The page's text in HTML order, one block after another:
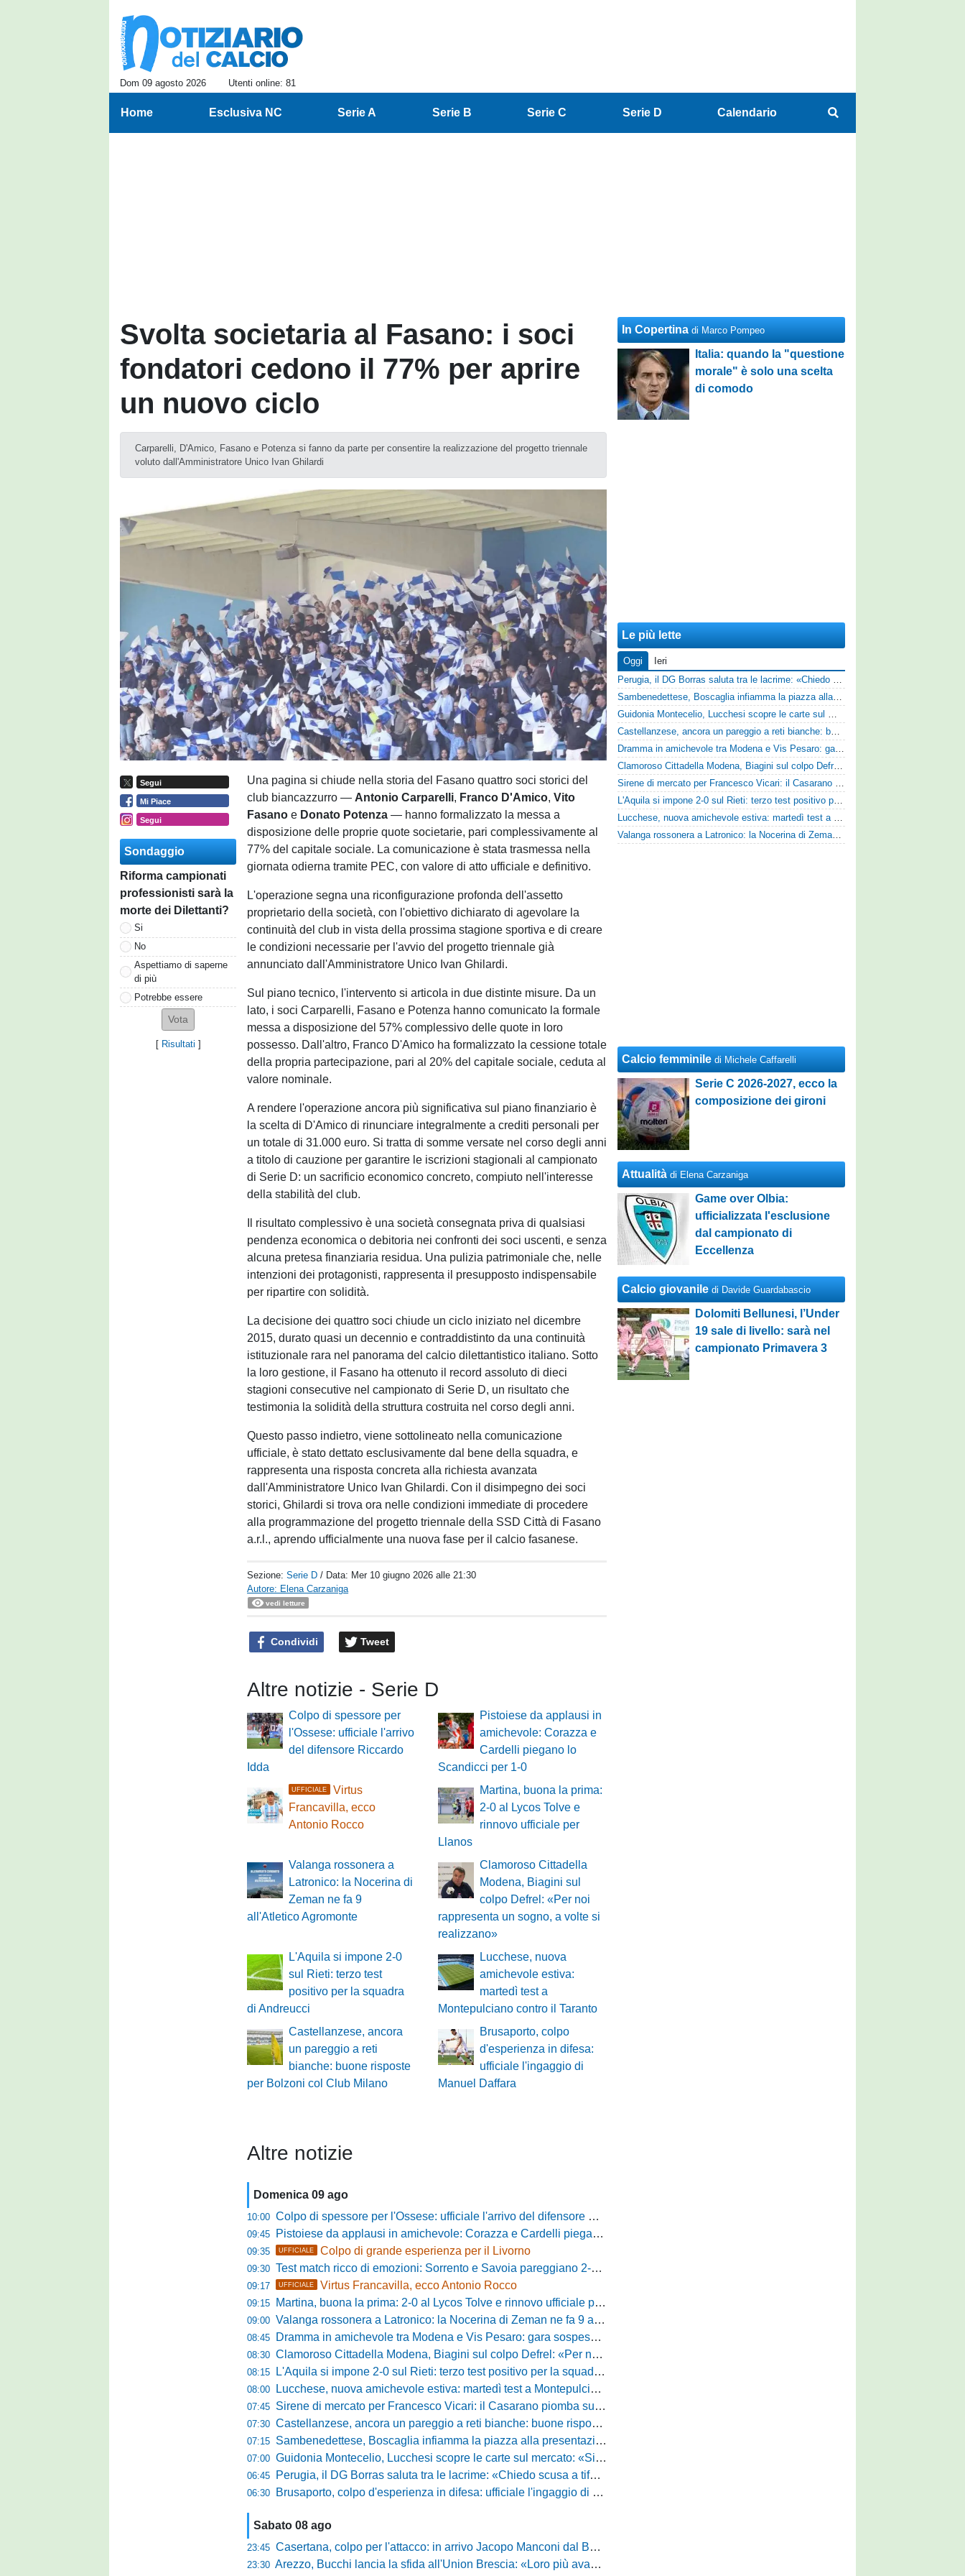
Dom 09 agosto 2026 Utenti online: 81
Home Esclusiva NC Serie A Serie B Serie C Serie D Calendario
Svolta societaria al Fasano: i soci
fondatori cedono il 77% per aprire
un nuovo ciclo
Carparelli, D'Amico, Fasano e Potenza si fanno da parte per consentire la realizzazione del progetto triennale
voluto dall'Amministratore Unico Ivan Ghilardi
Segui
Mi Piace
Segui
Sondaggio
Riforma campionati
professionisti sarà la
morte dei Dilettanti?
Si
No
Aspettiamo di saperne
di più
Potrebbe essere
[ Risultati ]
Una pagina si chiude nella storia del Fasano quattro soci storici del
club biancazzurro — Antonio Carparelli, Franco D'Amico,Vito
Fasanoe Donato Potenza— hanno formalizzato la messa a
disposizione delle proprie quote societarie, pari complessivamente al
77% del capitale sociale. La comunicazione è stata trasmessa nella
giornata odierna tramite PEC, con valore di atto ufficiale e definitivo.
L'operazione segna una riconfigurazione profonda dell'assetto
proprietario della società, con l'obiettivo dichiarato di agevolare la
continuità del club in vista della prossima stagione sportiva e di creare
le condizioni necessarie per l'avvio del progetto triennale già
annunciato dall'Amministratore Unico Ivan Ghilardi.
Sul piano tecnico, l'intervento si articola in due distinte misure. Da un
lato, i soci Carparelli, Fasano e Potenza hanno comunicato la formale
messa a disposizione del 57% complessivo delle quote in loro
possesso. Dall'altro, Franco D'Amico ha formalizzato la cessione totale
della propria partecipazione, pari al 20% del capitale sociale, ceduta al
valore nominale.
A rendere l'operazione ancora più significativa sul piano finanziario è
la scelta di D'Amico di rinunciare integralmente a crediti personali per
un totale di 31.000 euro. Si tratta di somme versate nel corso degli anni
a titolo di cauzione per garantire le iscrizioni stagionali al campionato
di Serie D: un sacrificio economico concreto, compiuto nell'interesse
della stabilità del club.
Il risultato complessivo è una società consegnata priva di qualsiasi
pendenza economica o debitoria nei confronti dei soci uscenti, e senza
alcuna pretesa finanziaria residua. Una pulizia patrimoniale che, nelle
intenzioni dei protagonisti, rappresenta il presupposto indispensabile
per ripartire con solidità.
La decisione dei quattro soci chiude un ciclo iniziato nel dicembre
2015, durato quasi un decennio e contraddistinto da una continuità
istituzionale rara nel panorama del calcio dilettantistico italiano. Sotto
la loro gestione, il Fasano ha ottenuto il record assoluto di dieci
stagioni consecutive nel campionato di Serie D, un risultato che
testimonia la solidità della struttura costruita nel corso degli anni.
Questo passo indietro, viene sottolineato nella comunicazione
ufficiale, è stato dettato esclusivamente dal bene della squadra, e
rappresenta una risposta concreta alla richiesta avanzata
dall'Amministratore Unico Ivan Ghilardi. Con il disimpegno dei soci
storici, Ghilardi si trova ora nelle condizioni immediate di procedere
alla programmazione del progetto triennale della SSD Città di Fasano
a.r.l., aprendo ufficialmente una nuova fase per il calcio fasanese.
Sezione:Serie D / Data: Mer 10 giugno 2026 alle 21:30
Autore: Elena Carzaniga
vedi letture
Condividi Tweet
Altre notizie - Serie D
Colpo di spessore per
l'Ossese: ufficiale l'arrivo
del difensore Riccardo
Idda
Pistoiese da applausi in
amichevole: Corazza e
Cardelli piegano lo
Scandicci per 1-0
UFFICIALE
Virtus
Francavilla, ecco
Antonio Rocco
Martina, buona la prima:
2-0 al Lycos Tolve e
rinnovo ufficiale per
Llanos
Valanga rossonera a
Latronico: la Nocerina di
Zeman ne fa 9
all'Atletico Agromonte
Clamoroso Cittadella
Modena, Biagini sul
colpo Defrel: «Per noi
rappresenta un sogno, a volte si
realizzano»
L'Aquila si impone 2-0
sul Rieti: terzo test
positivo per la squadra
di Andreucci
Lucchese, nuova
amichevole estiva:
martedì test a
Montepulciano contro il Taranto
Castellanzese, ancora
un pareggio a reti
bianche: buone risposte
per Bolzoni col Club Milano
Brusaporto, colpo
d'esperienza in difesa:
ufficiale l'ingaggio di
Manuel Daffara
Altre notizie
Domenica 09 ago
10:00 Colpo di spessore per l'Ossese: ufficiale l'arrivo del difensore Riccardo Idda
09:45 Pistoiese da applausi in amichevole: Corazza e Cardelli piegano lo Scandicci per 1-0
09:35 UFFICIALE Colpo di grande esperienza per il Livorno
09:30 Test match ricco di emozioni: Sorrento e Savoia pareggiano 2-2 in amichevole
09:17 UFFICIALE Virtus Francavilla, ecco Antonio Rocco
09:15 Martina, buona la prima: 2-0 al Lycos Tolve e rinnovo ufficiale per Llanos
09:00 Valanga rossonera a Latronico: la Nocerina di Zeman ne fa 9 all'Atletico Agromonte
08:45 Dramma in amichevole tra Modena e Vis Pesaro: gara sospesa per il grave infortunio di Sersanti
08:30 Clamoroso Cittadella Modena, Biagini sul colpo Defrel: «Per noi rappresenta un sogno, a volte si realizzano»
08:15 L'Aquila si impone 2-0 sul Rieti: terzo test positivo per la squadra di Andreucci
08:00 Lucchese, nuova amichevole estiva: martedì test a Montepulciano contro il Taranto
07:45 Sirene di mercato per Francesco Vicari: il Casarano piomba sul difensore del Bari
07:30 Castellanzese, ancora un pareggio a reti bianche: buone risposte per Bolzoni col Club Milano
07:15 Sambenedettese, Boscaglia infiamma la piazza alla presentazione: «Senza di voi non saremmo nulla, vi promettiamo lavoro e maglia sudata»
07:00 Guidonia Montecelio, Lucchesi scopre le carte sul mercato: «Siamo contenti del lavoro fatto, puntiamo dritti ai playoff»
06:45 Perugia, il DG Borras saluta tra le lacrime: «Chiedo scusa a tifosi e famiglia, Faroni ha perso tantissimi soldi»
06:30 Brusaporto, colpo d'esperienza in difesa: ufficiale l'ingaggio di Manuel Daffara
Sabato 08 ago
23:45 Casertana, colpo per l'attacco: in arrivo Jacopo Manconi dal Benevento
23:30 Arezzo, Bucchi lancia la sfida all'Union Brescia: «Loro più avanti di noi, ma vogliamo dimostrare di essere competitivi»
In Copertina di Marco Pompeo
Italia: quando la "questione
morale" è solo una scelta
di comodo
Le più lette
Oggi
Ieri
Perugia, il DG Borras saluta tra le lacrime: «Chiedo scusa a tifosi e famiglia, Faroni ha perso tantissimi soldi»
Sambenedettese, Boscaglia infiamma la piazza alla presentazione: «Senza di voi non saremmo nulla, vi promettiamo lavoro e maglia sudata»
Guidonia Montecelio, Lucchesi scopre le carte sul mercato: «Siamo contenti del lavoro fatto, puntiamo dritti ai playoff»
Castellanzese, ancora un pareggio a reti bianche: buone risposte per Bolzoni col Club Milano
Dramma in amichevole tra Modena e Vis Pesaro: gara sospesa per il grave infortunio di Sersanti
Clamoroso Cittadella Modena, Biagini sul colpo Defrel: «Per noi rappresenta un sogno, a volte si realizzano»
Sirene di mercato per Francesco Vicari: il Casarano piomba sul difensore del Bari
L'Aquila si impone 2-0 sul Rieti: terzo test positivo per la squadra di Andreucci
Lucchese, nuova amichevole estiva: martedì test a Montepulciano contro il Taranto
Valanga rossonera a Latronico: la Nocerina di Zeman ne fa 9 all'Atletico Agromonte
Calcio femminile di Michele Caffarelli
Serie C 2026-2027, ecco la
composizione dei gironi
Attualità di Elena Carzaniga
Game over Olbia:
ufficializzata l'esclusione
dal campionato di
Eccellenza
Calcio giovanile di Davide Guardabascio
Dolomiti Bellunesi, l’Under
19 sale di livello: sarà nel
campionato Primavera 3